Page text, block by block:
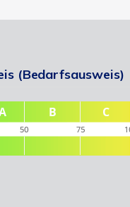
(Bedarfsausweis)